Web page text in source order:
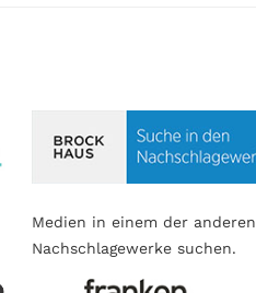
Medien in einem der anderen
Nachschlagewerke suchen.